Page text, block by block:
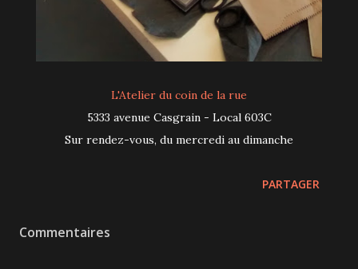
L'Atelier du coin de la rue
5333 avenue Casgrain - Local 603C
Sur rendez-vous, du mercredi au dimanche
PARTAGER
Commentaires